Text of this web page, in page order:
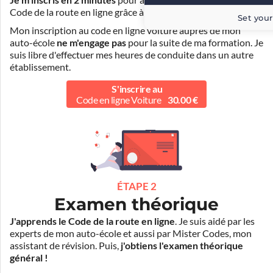
Code de la route en ligne grâce à
Pass Rousseau Voiture
Mon inscription au code en ligne voiture auprès de mon
auto-école ne m'engage pas pour la suite de ma formation. Je
suis libre d'effectuer mes heures de conduite dans un autre
établissement.
S'inscrire au
Code en ligne Voiture
30.00 €
ÉTAPE 2
Examen théorique
J'apprends le Code de la route en ligne. Je suis aidé par les
experts de mon auto-école et aussi par Mister Codes, mon
assistant de révision. Puis, j'obtiens l'examen théorique
général !
Set